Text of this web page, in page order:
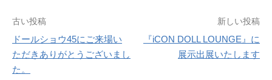
投
稿
ナ
古い投稿
ドールショウ45にご来場い
ただきありがとうございまし
た。
新しい投稿
『iCON DOLL LOUNGE』に
展示出展いたします